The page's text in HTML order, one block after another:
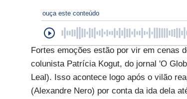
ouça este conteúdo
Fortes emoções estão por vir em cenas
colunista Patrícia Kogut, do jornal 'O
Leal). Isso acontece logo após o vilão
(Alexandre Nero) por conta da ida dela